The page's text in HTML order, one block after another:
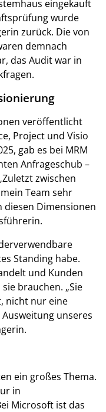
eingekauft
wurde
zurück. Die von
demnach
das Audit war in
veröffentlicht
Project und Visio
gab es bei MRM
Anfrageschub –
zwischen
Team sehr
diesen Dimensionen
Standing habe.
und Kunden
brauchen. „Sie
nicht nur eine
unseres
ein großes Thema.
in
Microsoft ist das